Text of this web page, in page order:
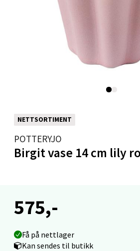
NETTSORTIMENT
POTTERYJO
Birgit vase 14 cm lily
575,-
Få på nettlager
Kan sendes til butikk
Mandal - Alti Mandal
Fridtjof Nansensgate 22, 8622 Mo
Åpent i dag 09-19
0 i butikk